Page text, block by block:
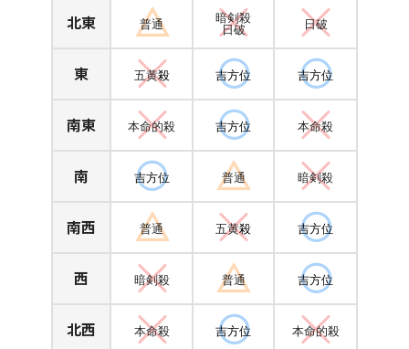
北東 普通
暗剣殺
日破
日破
東 五黄殺 吉方位 吉方位
南東 本命的殺 吉方位 本命殺
南 吉方位 普通 暗剣殺
南西 普通 五黄殺 吉方位
西 暗剣殺 普通 吉方位
北西 本命殺 吉方位 本命的殺